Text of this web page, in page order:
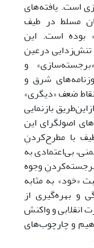
است. یافته‌های
مسلط در طیف
بوده است. این
تنش‌زدایی درعین
و
شرق و
ضعف «دیگری»
بازنمایی
اصولگرای این
با مطرح‌کردنِ
بی‌اعتمادی به
برجسته‌کردنِ وجوه
«خود» به مثابه
و بهره‌گیری از
انقلابی و واکنش
و چارچوب‌های